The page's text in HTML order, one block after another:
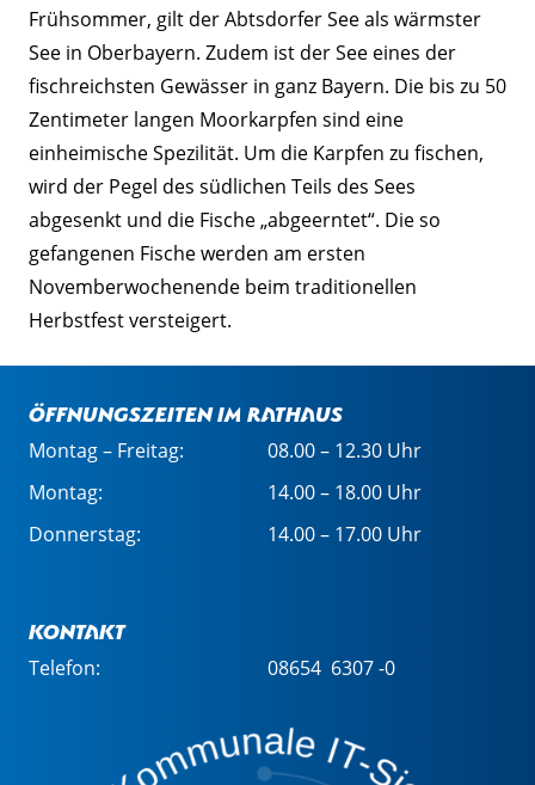
Frühsommer, gilt der Abtsdorfer See als wärmster
See in Oberbayern. Zudem ist der See eines der
fischreichsten Gewässer in ganz Bayern. Die bis zu 50
Zentimeter langen Moorkarpfen sind eine
einheimische Spezilität. Um die Karpfen zu fischen,
wird der Pegel des südlichen Teils des Sees
abgesenkt und die Fische „abgeerntet“. Die so
gefangenen Fische werden am ersten
Novemberwochenende beim traditionellen
Herbstfest versteigert.
Öffnungszeiten im Rathaus
Montag – Freitag:
08.00 – 12.30 Uhr
Montag:
14.00 – 18.00 Uhr
Donnerstag:
14.00 – 17.00 Uhr
Kontakt
Telefon: 08654 6307 -0